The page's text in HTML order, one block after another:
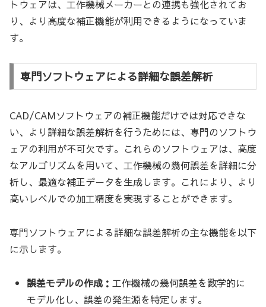
トウェアは、工作機械メーカーとの連携も強化されてお
り、より高度な補正機能が利用できるようになっていま
す。
専門ソフトウェアによる詳細な誤差解析
CAD/CAMソフトウェアの補正機能だけでは対応できな
い、より詳細な誤差解析を行うためには、専門のソフトウ
ェアの利用が不可欠です。これらのソフトウェアは、高度
なアルゴリズムを用いて、工作機械の幾何誤差を詳細に分
析し、最適な補正データを生成します。これにより、より
高いレベルでの加工精度を実現することができます。
専門ソフトウェアによる詳細な誤差解析の主な機能を以下
に示します。
誤差モデルの作成： 工作機械の幾何誤差を数学的に
モデル化し、誤差の発生源を特定します。